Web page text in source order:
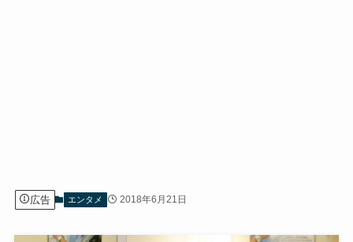
広告 エンタメ 2018年6月21日